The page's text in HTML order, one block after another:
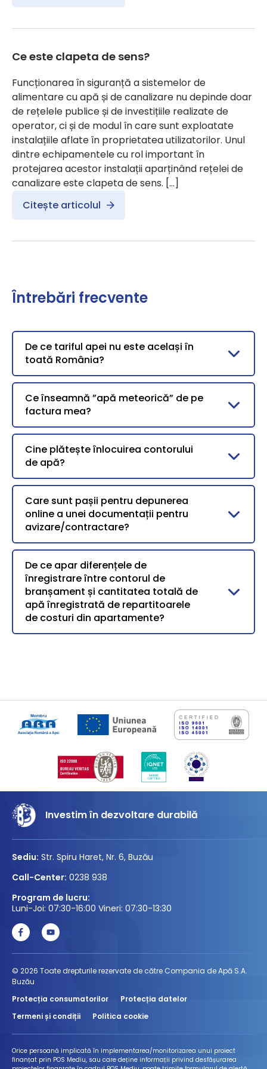
Ce este clapeta de sens?
Funcționarea în siguranță a sistemelor de
alimentare cu apă și de canalizare nu depinde doar
de rețelele publice și de investițiile realizate de
operator, ci și de modul în care sunt exploatate
instalațiile aflate în proprietatea utilizatorilor. Unul
dintre echipamentele cu rol important în
protejarea acestor instalații aparținând rețelei de
canalizare este clapeta de sens. […]
Citește articolul
Întrebări frecvente
De ce tariful apei nu este același în
toată România?
Ce înseamnă ”apă meteorică” de pe
factura mea?
Cine plătește înlocuirea contorului
de apă?
Care sunt pașii pentru depunerea
online a unei documentații pentru
avizare/contractare?
De ce apar diferențele de
înregistrare între contorul de
branșament și cantitatea totală de
apă înregistrată de repartitoarele
de costuri din apartamente?
Investim în dezvoltare durabilă
Sediu: Str. Spiru Haret, Nr. 6, Buzău
Call-Center: 0238 938
Program de lucru:
Luni-Joi: 07:30-16:00 Vineri: 07:30-13:30
© 2026 Toate drepturile rezervate de către Compania de Apă S.A.
Buzău
Protecția consumatorilor
Protecția datelor
Termeni și condiții
Politica cookie
Orice persoană implicată în implementarea/monitorizarea unui proiect
finanțat prin POS Mediu, sau care deține informații privind desfășurarea